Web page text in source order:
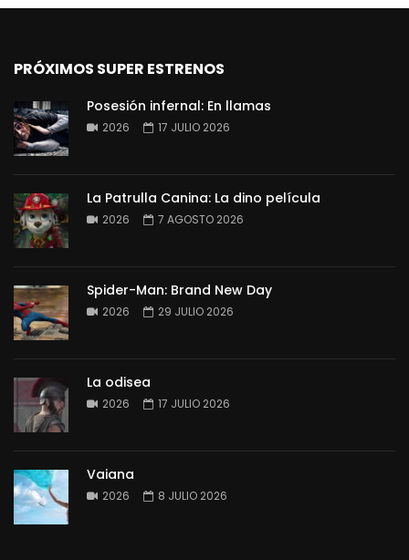
PRÓXIMOS SUPER ESTRENOS
Posesión infernal: En llamas
2026 17 JULIO 2026
La Patrulla Canina: La dino película
2026 7 AGOSTO 2026
Spider-Man: Brand New Day
2026 29 JULIO 2026
La odisea
2026 17 JULIO 2026
Vaiana
2026 8 JULIO 2026